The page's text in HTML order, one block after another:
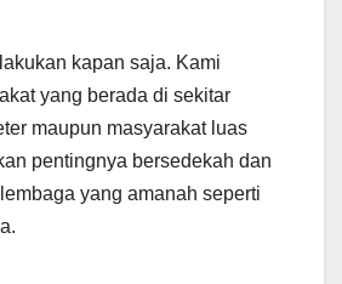
kapan saja. Kami
yang berada di sekitar
maupun masyarakat luas
pentingnya bersedekah dan
yang amanah seperti